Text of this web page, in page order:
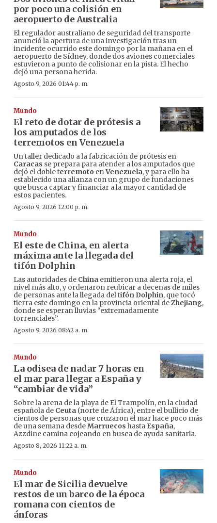
por poco una colisión en
aeropuerto de Australia
El regulador australiano de seguridad del transporte
anunció la apertura de una investigación tras un
incidente ocurrido este domingo por la mañana en el
aeropuerto de Sídney, donde dos aviones comerciales
estuvieron a punto de colisionar en la pista. El hecho
dejó una persona herida.
Agosto 9, 2026 01:44 p. m.
Mundo
El reto de dotar de prótesis a
los amputados de los
terremotos en Venezuela
Un taller dedicado a la fabricación de prótesis en
Caracas se prepara para atender a los amputados que
dejó el doble terremoto enVenezuela, y para ello ha
establecido una alianza con un grupo de fundaciones
que busca captar y financiar a la mayor cantidad de
estos pacientes.
Agosto 9, 2026 12:00 p. m.
Mundo
El este de China, en alerta
máxima ante la llegada del
tifón Dolphin
Las autoridades de China emitieron una alerta roja, el
nivel más alto, y ordenaron reubicar a decenas de miles
de personas ante la llegada del tifón Dolphin, que tocó
tierra este domingo en la provincia oriental deZhejiang,
donde se esperan lluvias “extremadamente
torrenciales”.
Agosto 9, 2026 08:42 a. m.
Mundo
La odisea de nadar 7 horas en
el mar para llegar a España y
“cambiar de vida”
Sobre la arena de la playa de El Trampolín, en la ciudad
española de Ceuta (norte de África), entre el bullicio de
cientos de personas que cruzaron el mar hace poco más
de una semana desdeMarruecos hasta España,
Azzdine camina cojeando en busca de ayuda sanitaria.
Agosto 8, 2026 11:22 a. m.
Mundo
El mar de Sicilia devuelve
restos de un barco de la época
romana con cientos de
ánforas